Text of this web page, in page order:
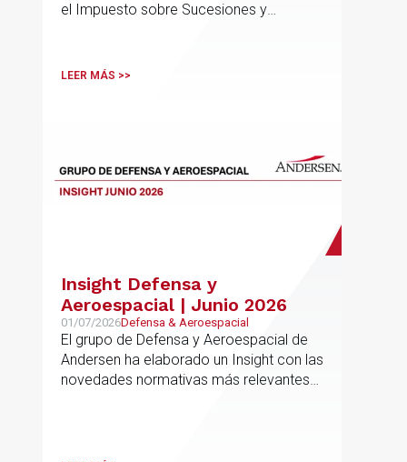
el Impuesto sobre Sucesiones y
LEER MÁS >>
Insight Defensa y
Aeroespacial | Junio 2026
01/07/2026Defensa & Aeroespacial
El grupo de Defensa y Aeroespacial de
Andersen ha elaborado un Insight con las
novedades normativas más relevantes